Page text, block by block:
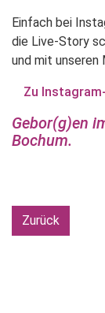
Einfach bei
die Live-Story
und mit unseren
Zu
Gebor(g)en
Bochum.
Zurück